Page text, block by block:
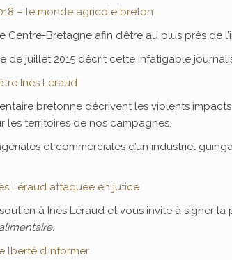
– le monde agricole breton
Centre-Bretagne afin d’être au plus près de
juillet 2015 décrit cette infatigable
Inès Léraud
bretonne décrivent les violents
les territoires de nos campagnes.
et commerciales d’un industriel
Léraud attaquée en jutice
à Inès Léraud et vous invite à signer
lberté d’informer